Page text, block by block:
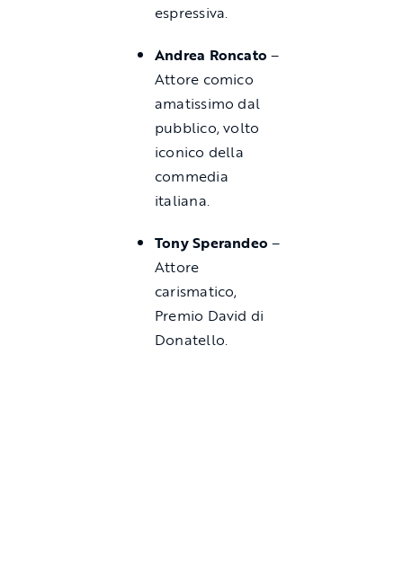
espressiva.
Andrea Roncato –
Attore comico
amatissimo dal
pubblico, volto
iconico della
commedia
italiana.
Tony Sperandeo –
Attore
carismatico,
Premio David di
Donatello.